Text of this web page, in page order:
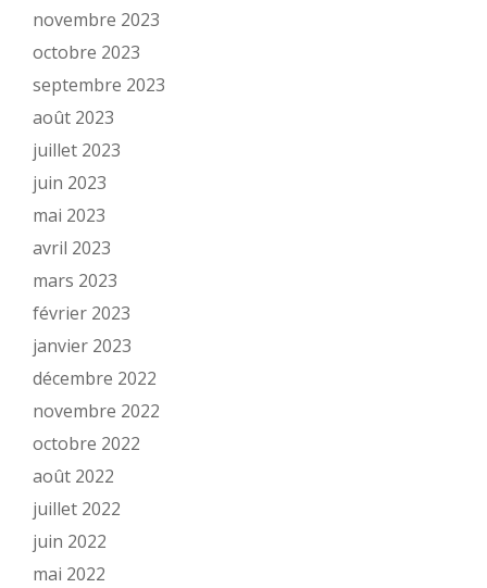
novembre 2023
octobre 2023
septembre 2023
août 2023
juillet 2023
juin 2023
mai 2023
avril 2023
mars 2023
février 2023
janvier 2023
décembre 2022
novembre 2022
octobre 2022
août 2022
juillet 2022
juin 2022
mai 2022